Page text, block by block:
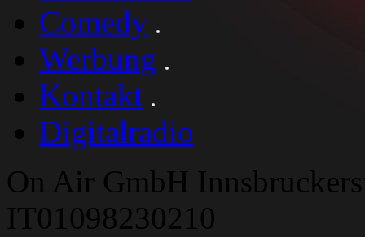
Comedy
Werbung
Kontakt
Digitalradio
On Air GmbH
IT01098230210